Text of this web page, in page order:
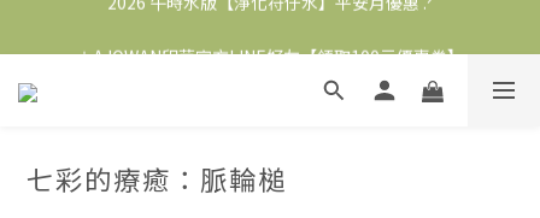
∞ 加入會員即贈購物金 NT.100
七彩的療癒：脈輪槌